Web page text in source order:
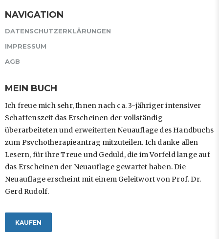
NAVIGATION
DATENSCHUTZERKLÄRUNGEN
IMPRESSUM
AGB
MEIN BUCH
Ich freue mich sehr, Ihnen nach ca. 3-jähriger intensiver
Schaffenszeit das Erscheinen der vollständig
überarbeiteten und erweiterten Neuauflage des Handbuchs
zum Psychotherapieantrag mitzuteilen. Ich danke allen
Lesern, für ihre Treue und Geduld, die im Vorfeld lange auf
das Erscheinen der Neuauflage gewartet haben. Die
Neuauflage erscheint mit einem Geleitwort von Prof. Dr.
Gerd Rudolf.
KAUFEN